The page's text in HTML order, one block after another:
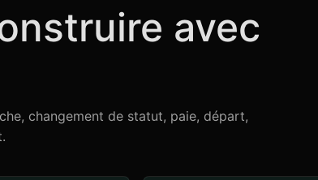
avec
changement de statut, paie, départ,